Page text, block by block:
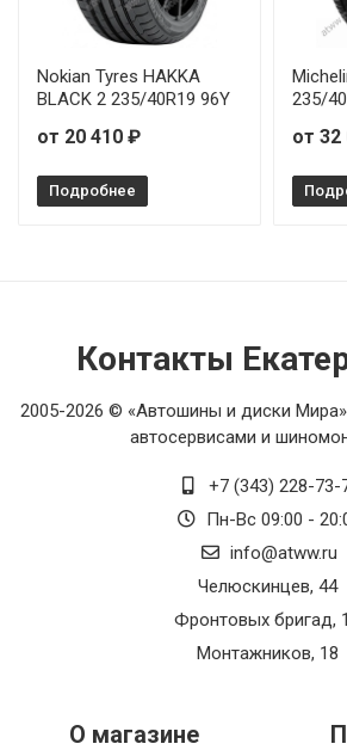
Nokian Tyres HAKKA
BLACK 2 235/40R19 96Y
от 20 410 ₽
Подробнее
235/
от 32
Контакты
2005-2026 © «Автошины и диски
автосервисами и
+7 (343) 228-73-
Пн-Вс 09:00 -
info@atww.ru
Челюскинцев, 44
Фронтовых бригад,
Монтажников, 18
О магазине